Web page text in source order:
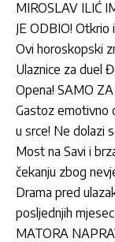
MIROSLAV ILIĆ
JE ODBIO! Otkrio
Ovi horoskopski
Ulaznice za duel
Opena! SAMO
Gastoz emotivno
u srce! Ne dolazi
Most na Savi i
čekanju zbog
Drama pred
posljednjih
MATORA